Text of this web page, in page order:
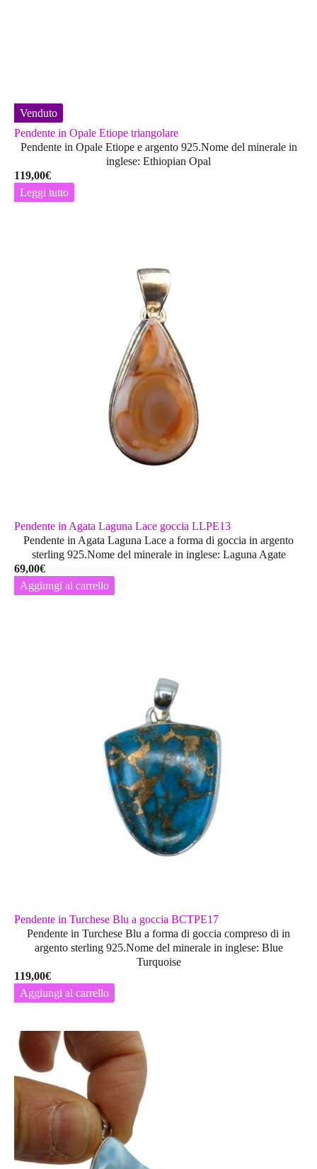
Venduto
Pendente in Opale Etiope triangolare
Pendente in Opale Etiope e argento 925.Nome del minerale in
inglese: Ethiopian Opal
119,00€
Leggi tutto
Pendente in Agata Laguna Lace goccia LLPE13
Pendente in Agata Laguna Lace a forma di goccia in argento
sterling 925.Nome del minerale in inglese: Laguna Agate
69,00€
Aggiungi al carrello
Pendente in Turchese Blu a goccia BCTPE17
Pendente in Turchese Blu a forma di goccia compreso di in
argento sterling 925.Nome del minerale in inglese: Blue
Turquoise
119,00€
Aggiungi al carrello